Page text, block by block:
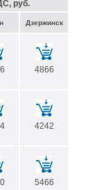
руб.
Дзержинск
4866
4242
5466